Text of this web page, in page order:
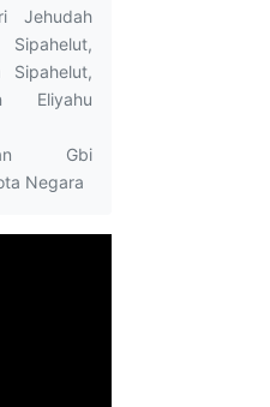
Jehudah
Sipahelut,
Eliyahu
Gbi
Negara